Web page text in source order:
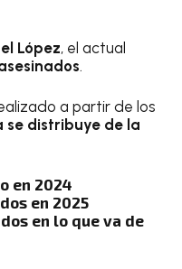
López, el actual
.
a partir de los
se distribuye de la
en 2024
en 2025
en lo que va de